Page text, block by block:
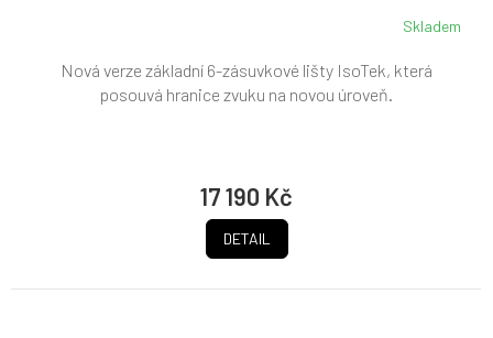
Skladem
17 190 Kč
DETAIL
Nová verze základní 6-zásuvkové lišty IsoTek, která
posouvá hranice zvuku na novou úroveň.